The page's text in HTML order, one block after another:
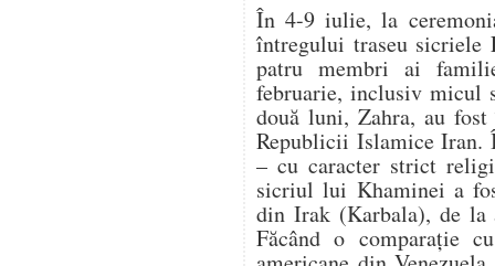
În 4-9 iulie, la
întregului traseu
patru membri ai
februarie, inclusiv micul
două luni, Zahra, au
Republicii Islamice Iran.
– cu caracter strict
sicriul lui Khaminei a
din Irak (Karbala), de
Făcând o comparație